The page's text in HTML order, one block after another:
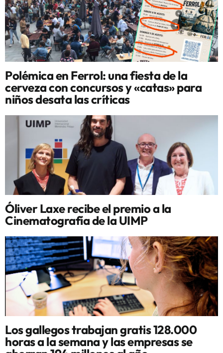
Polémica en Ferrol: una fiesta de la
cerveza con concursos y «catas» para
niños desata las críticas
Óliver Laxe recibe el premio a la
Cinematografía de la UIMP
Los gallegos trabajan gratis 128.000
horas a la semana y las empresas se